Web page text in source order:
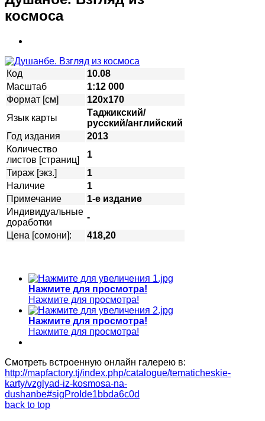
космоса
Код
10.08
Масштаб
1:12 000
Формат [см]
120х170
Язык карты
Таджикский/
русский/английский
Год издания
2013
Количество
листов [страниц]
1
Тираж [экз.]
1
Наличие
1
Примечание
1-е издание
Индивидуальные
доработки
-
Цена [сомони]:
418,20
Нажмите для просмотра!
Нажмите для просмотра!
Нажмите для просмотра!
Нажмите для просмотра!
Смотреть встроенную онлайн галерею в:
http://mapfactory.tj/index.php/catalogue/tematicheskie-
karty/vzglyad-iz-kosmosa-na-
dushanbe#sigProIde1bbda6c0d
back to top